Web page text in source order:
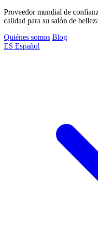
Proveedor mundial de
calidad para su salón de
Quiénes somos Blog
ES Español